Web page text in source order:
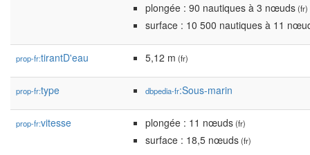
plongée : 90 nautiques à 3 nœuds(fr)
surface : 10 500 nautiques à 11
prop-fr:tirantD'eau 5,12 m (fr)
prop-fr:type dbpedia-fr:Sous-marin
prop-fr:vitesse plongée : 11 nœuds(fr)
surface : 18,5 nœuds(fr)